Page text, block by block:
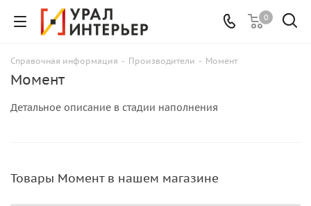
0
Справочная информация - Производители - Момент
Момент
Детальное описание в стадии наполнения
Товары Момент в нашем магазине